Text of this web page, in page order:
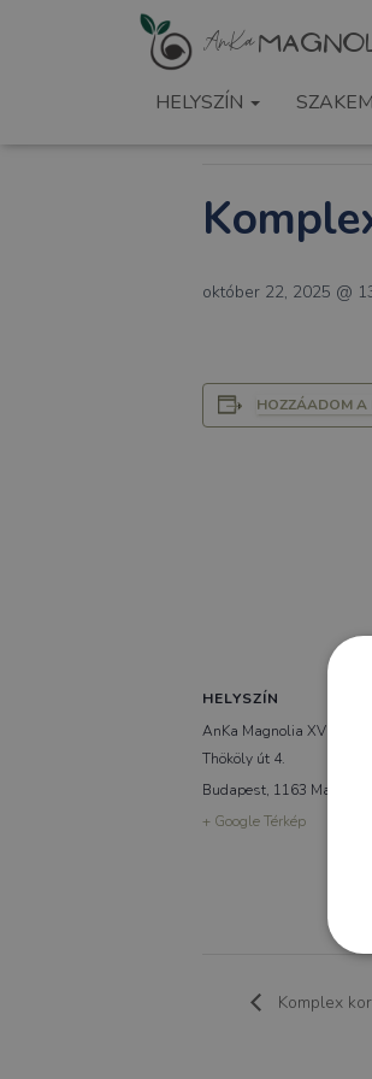
HELYSZÍN
« Összes Események
október 22, 2025 @
HOZZÁADOM A
HELYSZÍN
AnKa Magnolia XVI.
Thököly út 4.
Budapest, 1163
+ Google Térkép
Komplex